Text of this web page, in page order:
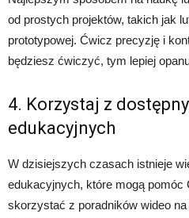
od prostych projektów, takich jak
prototypowej. Ćwicz precyzję i
będziesz ćwiczyć, tym lepiej
4. Korzystaj z
edukacyjnych
W dzisiejszych czasach istnieje
edukacyjnych, które mogą pomóc
skorzystać z poradników wideo